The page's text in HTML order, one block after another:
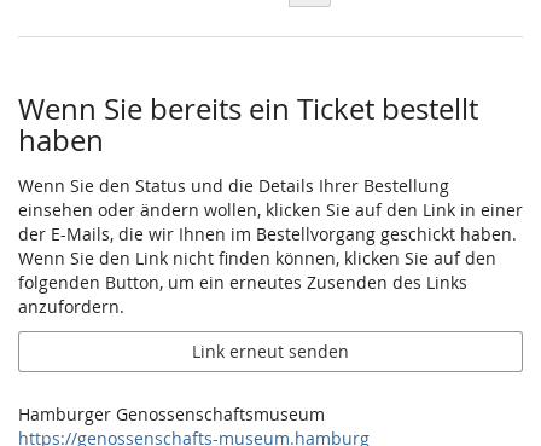
Wenn Sie bereits ein Ticket bestellt
haben
Wenn Sie den Status und die Details Ihrer Bestellung
einsehen oder ändern wollen, klicken Sie auf den Link in einer
der E-Mails, die wir Ihnen im Bestellvorgang geschickt haben.
Wenn Sie den Link nicht finden können, klicken Sie auf den
folgenden Button, um ein erneutes Zusenden des Links
anzufordern.
Link erneut senden
Hamburger Genossenschaftsmuseum
https://genossenschafts-museum.hamburg